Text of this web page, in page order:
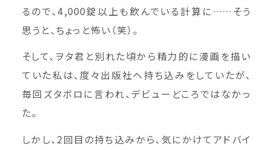
るので、4,000錠以上も飲んでいる計算に……そう
思うと、ちょっと怖い（笑）。
そして、ヲタ君と別れた頃から精力的に漫画を描い
ていた私は、度々出版社へ持ち込みをしていたが、
毎回ズタボロに言われ、デビューどころではなかっ
た。
しかし、2回目の持ち込みから、気にかけてアドバイ